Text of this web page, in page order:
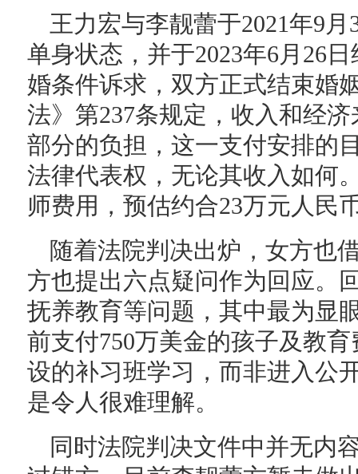
王力宏与李靓蕾于2021年9
单身状态，并于2023年6月26
婚条件诉求，双方正式结束婚
法》第237条规定，收入和经
部分的负担，这一支付安排的
法律代表权，无论其收入如何
师费用，预估约合23万元人民
随着法院判决出炉，女方也
方也提出六点疑问作为回应。
抚养教育等问题，其中最为显
前支付750万美金的孩子及教
设的补习班学习，而非进入公
是令人很难理解。
同时法院判决文件中并无内